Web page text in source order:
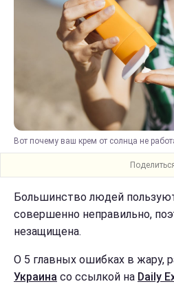
Вот почему ваш крем от солнца не
Большинство людей
совершенно неправильно,
незащищена.
О 5 главных ошибках в жару,
Украина со ссылкой на Daily